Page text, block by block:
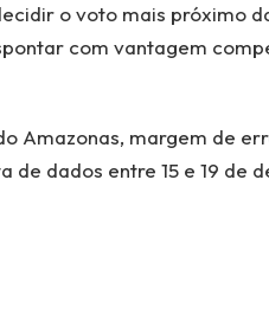
o voto mais próximo
com vantagem
Amazonas, margem de
de dados entre 15 e 19 de